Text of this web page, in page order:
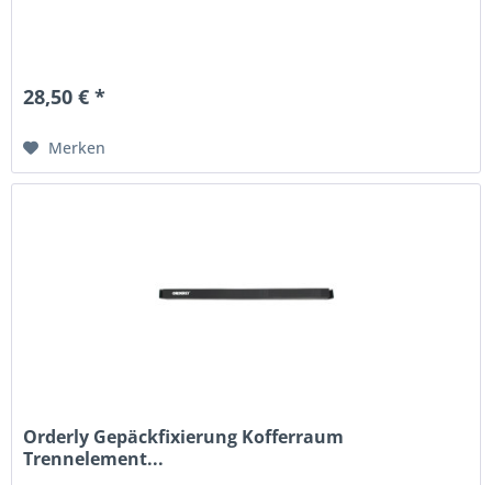
28,50 € *
Merken
Orderly Gepäckfixierung Kofferraum
Trennelement...